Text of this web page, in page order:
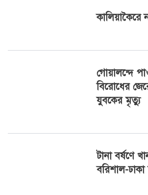
কালিয়াকৈরে
গোয়ালন্দে
বিরোধের
যুবকের মৃত্যু
টানা বর্ষণে
বরিশাল-